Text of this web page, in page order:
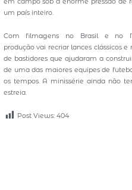
um país inteiro.
Com filmagens no Brasil e no
produção vai recriar lances clássicos e
de bastidores que ajudaram a
de uma das maiores equipes de
os tempos. A minissérie ainda não
estreia.
Post Views: 404